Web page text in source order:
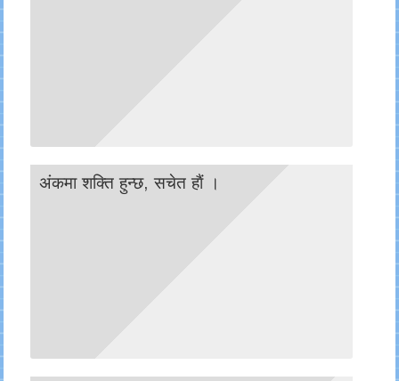
अंकमा शक्ति हुन्छ, सचेत हाैं ।